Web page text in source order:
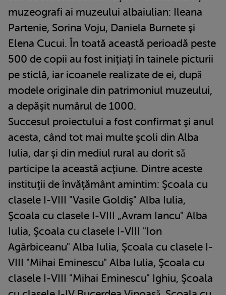
muzeografi ai muzeului albaiulian: Ileana
Partenie, Sorina Voju, Daniela Burnete şi
Elena Cucui. În toată această perioadă peste
500 de copii au fost iniţiaţi în tainele picturii
pe sticlă, iar icoanele realizate de ei, dupǎ
modele originale din patrimoniul muzeului,
a depăşit numărul de 1000.
Succesul proiectului a fost confirmat şi anul
acesta, când tot mai multe şcoli din Alba
Iulia, dar şi din mediul rural au dorit sǎ
participe la această acţiune. Dintre aceste
instituţii de învăţământ amintim: Şcoala cu
clasele I-VIII "Vasile Goldiş" Alba Iulia,
Şcoala cu clasele I-VIII „Avram Iancu" Alba
Iulia, Şcoala cu clasele I-VIII "Ion
Agârbiceanu" Alba Iulia, Şcoala cu clasele I-
VIII "Mihai Eminescu" Alba Iulia, Şcoala cu
clasele I-VIII "Mihai Eminescu" Ighiu, Şcoala